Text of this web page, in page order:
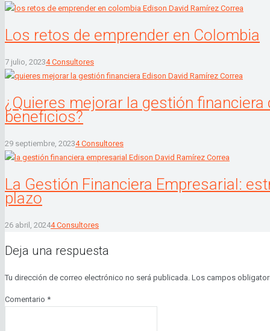
Los retos de emprender en Colombia
7 julio, 20234 Consultores
¿Quieres mejorar la gestión
beneficios?
29 septiembre, 20234 Consultores
La Gestión Financiera Empresarial:
plazo
26 abril, 20244 Consultores
Deja una respuesta
Tu dirección de correo electrónico no será publicada. Los campos
Comentario *